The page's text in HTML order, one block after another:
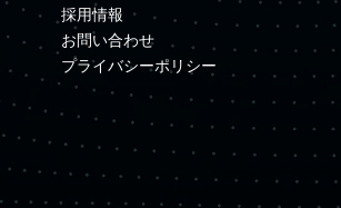
採用情報
お問い合わせ
プライバシーポリシー